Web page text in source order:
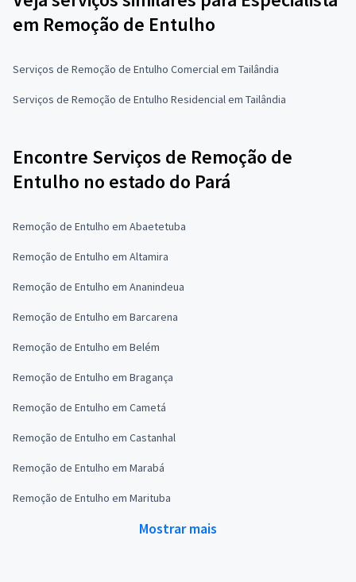
em Remoção de Entulho
Serviços de Remoção de Entulho Comercial em Tailândia
Serviços de Remoção de Entulho Residencial em Tailândia
Encontre Serviços de Remoção de
Entulho no estado do Pará
Remoção de Entulho em Abaetetuba
Remoção de Entulho em Altamira
Remoção de Entulho em Ananindeua
Remoção de Entulho em Barcarena
Remoção de Entulho em Belém
Remoção de Entulho em Bragança
Remoção de Entulho em Cametá
Remoção de Entulho em Castanhal
Remoção de Entulho em Marabá
Remoção de Entulho em Marituba
Mostrar mais